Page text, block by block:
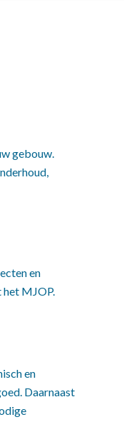
gebouw.
en
MJOP.
en
Daarnaast